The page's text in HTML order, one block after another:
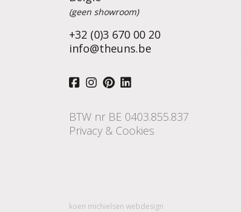
(geen showroom)
+32 (0)3 670 00 20
info@theuns.be
BTW nr BE 0403.855.837
Privacy & Cookies
koen michielsen webdesign